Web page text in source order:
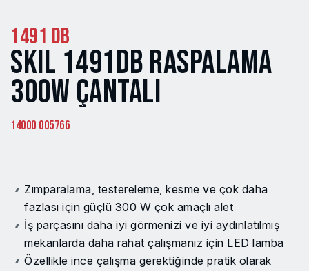
1491 DB
SKIL 1491DB RASPALAMA
300W ÇANTALI
14000 005766
Zımparalama, testereleme, kesme ve çok daha
fazlası için güçlü 300 W çok amaçlı alet
İş parçasını daha iyi görmenizi ve iyi aydınlatılmış
mekanlarda daha rahat çalışmanız için LED lamba
Özellikle ince çalışma gerektiğinde pratik olarak